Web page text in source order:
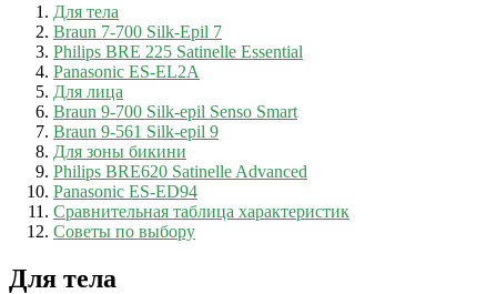
Для тела
Braun 7-700 Silk-Epil 7
Philips BRE 225 Satinelle Essential
Panasonic ES-EL2A
Для лица
Braun 9-700 Silk-epil Senso Smart
Braun 9-561 Silk-epil 9
Для зоны бикини
Philips BRE620 Satinelle Advanced
Panasonic ES-ED94
Сравнительная таблица характеристик
Советы по выбору
Для тела